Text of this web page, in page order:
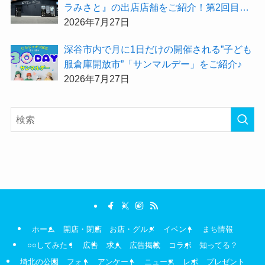
ラみさと』の出店店舗をご紹介！第2回目は
「Hair Salon ULU（ウル）美里店」
2026年7月27日
深谷市内で月に1日だけの開催される”子ども
服倉庫開放市”「サンマルデー」をご紹介♪
2026年7月27日
ホーム 開店・閉店 お店・グルメ イベント
まち情報
○○してみた！
広告 求人 広告掲載 コラボ
知ってる？
埼北の公園
フォト アンケート ニュース レポ プレゼント